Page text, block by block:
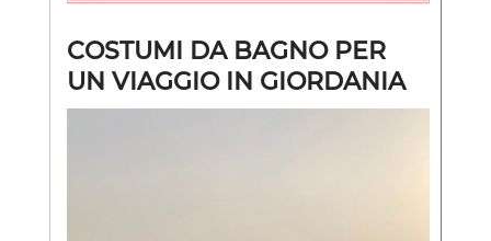
COSTUMI DA BAGNO PER
UN VIAGGIO IN GIORDANIA